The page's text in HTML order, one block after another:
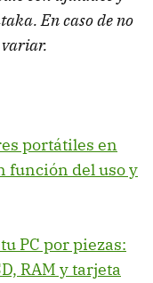
En caso de no
portátiles en
función del uso y
PC por piezas:
RAM y tarjeta